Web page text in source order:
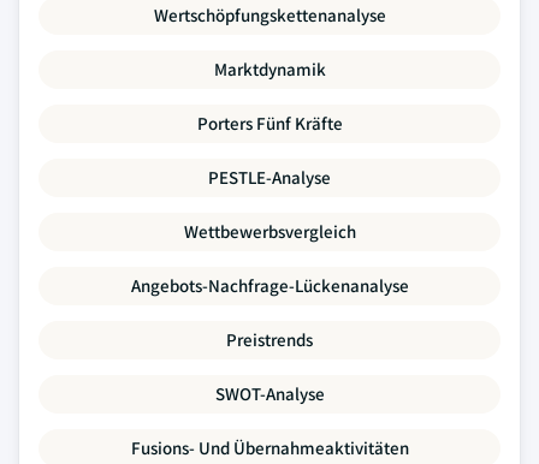
Wertschöpfungskettenanalyse
Marktdynamik
Porters Fünf Kräfte
PESTLE-Analyse
Wettbewerbsvergleich
Angebots-Nachfrage-Lückenanalyse
Preistrends
SWOT-Analyse
Fusions- Und Übernahmeaktivitäten